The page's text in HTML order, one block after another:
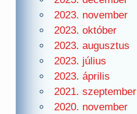
2023. november
2023. október
2023. augusztus
2023. július
2023. április
2021. szeptember
2020. november